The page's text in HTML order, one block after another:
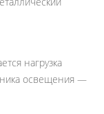
нагрузка
освещения —